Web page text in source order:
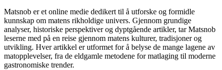
Matsnob er et online medie dedikert til å utforske og formidle
kunnskap om matens rikholdige univers. Gjennom grundige
analyser, historiske perspektiver og dyptgående artikler, tar Matsnob
leserne med på en reise gjennom matens kulturer, tradisjoner og
utvikling. Hver artikkel er utformet for å belyse de mange lagene av
matopplevelser, fra de eldgamle metodene for matlaging til moderne
gastronomiske trender.